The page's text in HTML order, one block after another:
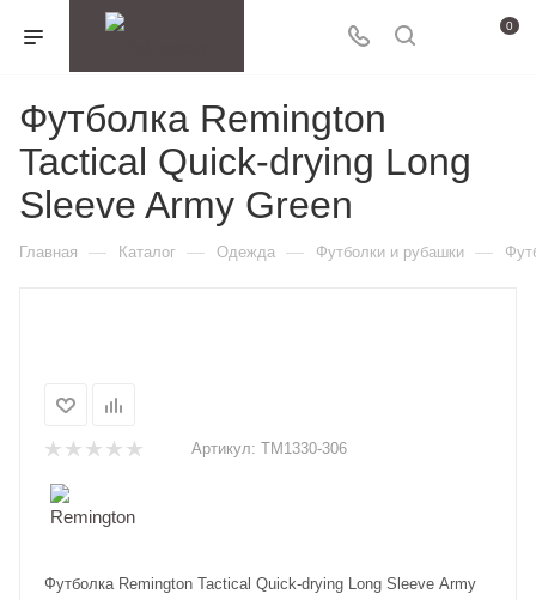
0
Футболка Remington
Tactical Quick-drying Long
Sleeve Army Green
Главная — Каталог — Одежда — Футболки и рубашки —
Артикул: TM1330-306
Футболка Remington Tactical Quick-drying Long Sleeve Army